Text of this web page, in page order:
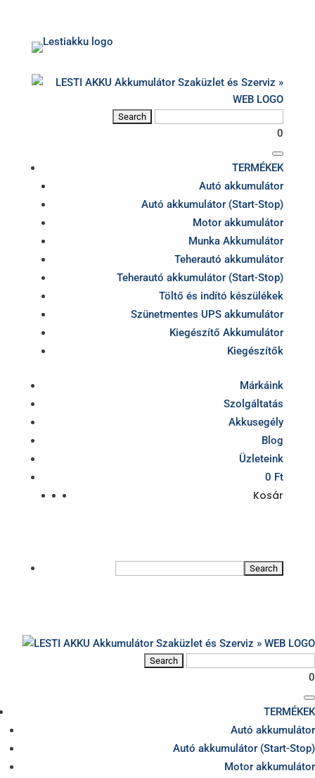
0
TERMÉKEK
Autó akkumulátor
Autó akkumulátor (Start-Stop)
Motor akkumulátor
Munka Akkumulátor
Teherautó akkumulátor
Teherautó akkumulátor (Start-Stop)
Töltő és indító készülékek
Szünetmentes UPS akkumulátor
Kiegészítő Akkumulátor
Kiegészítők
Márkáink
Szolgáltatás
Akkusegély
Blog
Üzleteink
0 Ft
Kosár
0
TERMÉKEK
Autó akkumulátor
Autó akkumulátor (Start-Stop)
Motor akkumulátor